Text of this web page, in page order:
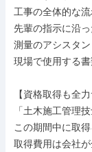
工事の全体的な
先輩の指示に沿
測量のアシスタ
現場で使用する
【資格取得も全力
「土木施工管理
この期間中に取
取得費用は会社が